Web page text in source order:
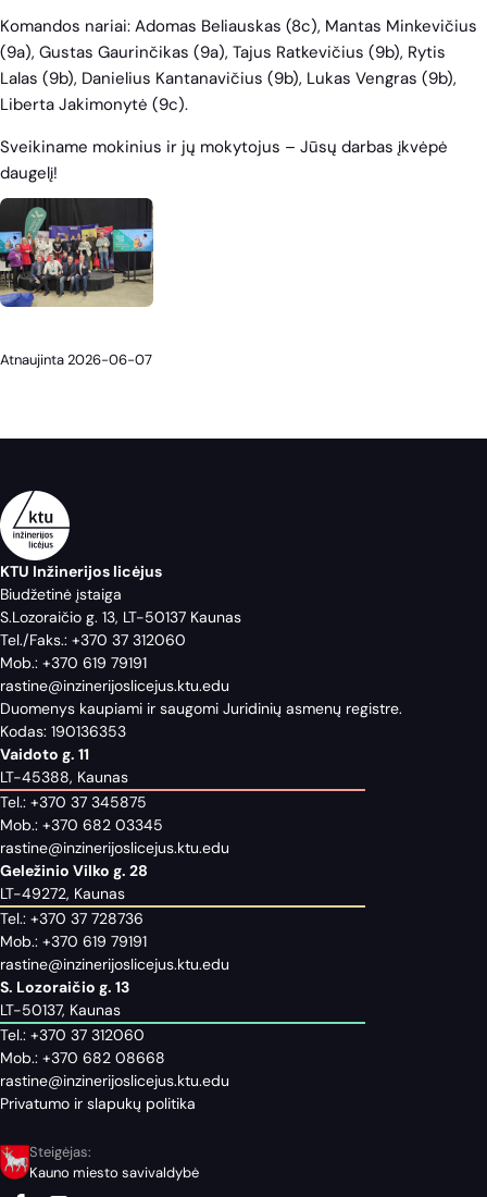
Komandos nariai: Adomas Beliauskas (8c), Mantas Minkevičius
(9a), Gustas Gaurinčikas (9a), Tajus Ratkevičius (9b), Rytis
Lalas (9b), Danielius Kantanavičius (9b), Lukas Vengras (9b),
Liberta Jakimonytė (9c).
Sveikiname mokinius ir jų mokytojus – Jūsų darbas įkvėpė
daugelį!
Atnaujinta 2026-06-07
KTU Inžinerijos licėjus
Biudžetinė įstaiga
S.Lozoraičio g. 13, LT-50137 Kaunas
Tel./Faks.: +370 37 312060
Mob.: +370 619 79191
rastine@inzinerijoslicejus.ktu.edu
Duomenys kaupiami ir saugomi Juridinių asmenų registre.
Kodas: 190136353
Vaidoto g. 11
LT-45388, Kaunas
Tel.: +370 37 345875
Mob.: +370 682 03345
rastine@inzinerijoslicejus.ktu.edu
Geležinio Vilko g. 28
LT-49272, Kaunas
Tel.: +370 37 728736
Mob.: +370 619 79191
rastine@inzinerijoslicejus.ktu.edu
S. Lozoraičio g. 13
LT-50137, Kaunas
Tel.: +370 37 312060
Mob.: +370 682 08668
rastine@inzinerijoslicejus.ktu.edu
Privatumo ir slapukų politika
Steigėjas:
Kauno miesto savivaldybė